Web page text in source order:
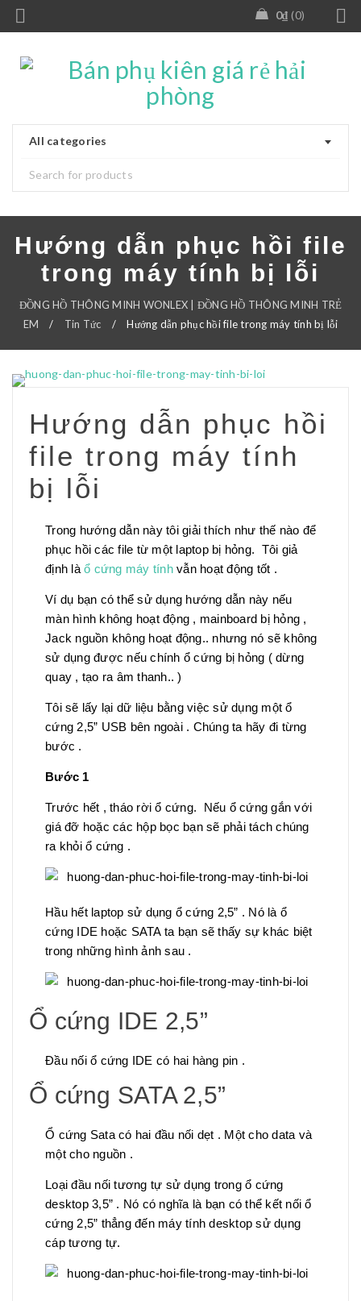
0₫ 0
All categories
Hướng dẫn phục hồi file
trong máy tính bị lỗi
ĐỒNG HỒ THÔNG MINH WONLEX | ĐỒNG HỒ THÔNG MINH TRẺ
EM
/ Tin Tức / Hướng dẫn phục hồi file trong máy tính bị lỗi
Hướng dẫn phục hồi
file trong máy tính
bị lỗi
Trong hướng dẫn này tôi giải thích như thế nào để
phục hồi các file từ một laptop bị hỏng. Tôi giả
định là ổ cứng máy tínhvẫn hoạt động tốt .
Ví dụ bạn có thể sử dụng hướng dẫn này nếu
màn hình không hoạt động , mainboard bị hỏng ,
Jack nguồn không hoạt động.. nhưng nó sẽ không
sử dụng được nếu chính ổ cứng bị hỏng ( dừng
quay , tạo ra âm thanh.. )
Tôi sẽ lấy lại dữ liệu bằng việc sử dụng một ổ
cứng 2,5” USB bên ngoài . Chúng ta hãy đi từng
bước .
Bước 1
Trước hết , tháo rời ổ cứng. Nếu ổ cứng gắn với
giá đỡ hoặc các hộp bọc bạn sẽ phải tách chúng
ra khỏi ổ cứng .
Hầu hết laptop sử dụng ổ cứng 2,5” . Nó là ổ
cứng IDE hoặc SATA ta bạn sẽ thấy sự khác biệt
trong những hình ảnh sau .
Ổ cứng IDE 2,5”
Đầu nối ổ cứng IDE có hai hàng pin .
Ổ cứng SATA 2,5”
Ổ cứng Sata có hai đầu nối dẹt . Một cho data và
một cho nguồn .
Loại đầu nối tương tự sử dụng trong ổ cứng
desktop 3,5” . Nó có nghĩa là bạn có thể kết nối ổ
cứng 2,5” thẳng đến máy tính desktop sử dụng
cáp tương tự.